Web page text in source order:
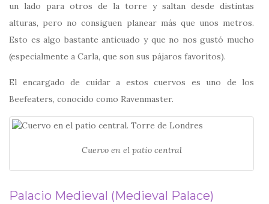
un lado para otros de la torre y saltan desde distintas
alturas, pero no consiguen planear más que unos metros.
Esto es algo bastante anticuado y que no nos gustó mucho
(especialmente a Carla, que son sus pájaros favoritos).
El encargado de cuidar a estos cuervos es uno de los
Beefeaters, conocido como Ravenmaster.
Cuervo en el patio central
Palacio Medieval (Medieval Palace)